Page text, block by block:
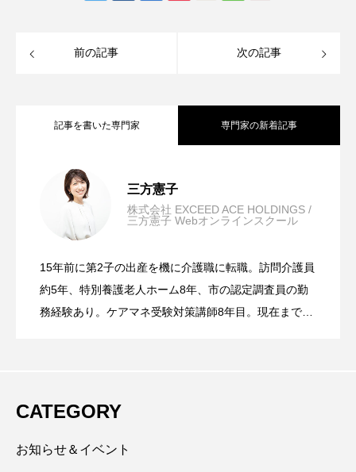
前の記事 次の記事
記事を書いた専門家 専門家の新着記事
三方憲子
株式会社 EXCEED ACE HOLDINGS /
三方憲子 Webオンラインスクール
15年前に第2子の出産を機に介護職に転職。訪問介護員
約5年、特別養護老人ホーム8年、市の認定調査員の勤
務経験あり。ケアマネ受験対策講師8年目。現在まで約
ネル【ケアマネ合格革命・三方憲子】で授業動画を配
2025.10.01
2024.09.19
アップ！『お仕事探しのサポート』も三
2024.09.19 難関試験を突破する！！『ケアマネ受験
CATEGORY
お知らせ＆イベント